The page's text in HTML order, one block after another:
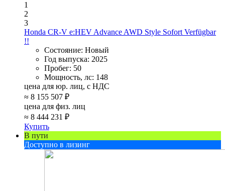
1
2
3
Honda CR-V e:HEV Advance AWD Style Sofort Verfügbar
!!
Состояние: Новый
Год выпуска: 2025
Пробег: 50
Мощность, лс: 148
цена для юр. лиц, с НДС
≈ 8 155 507 ₽
цена для физ. лиц
≈ 8 444 231 ₽
Купить
В пути
Доступно в лизинг